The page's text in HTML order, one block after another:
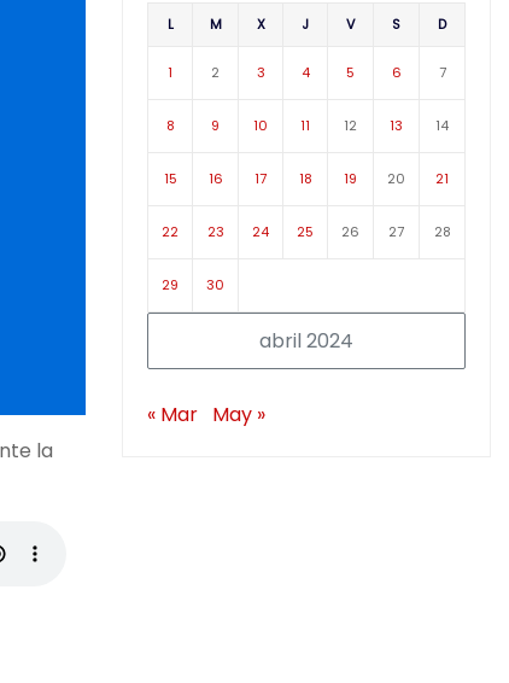
la
abril 2024
L M X J V S D
1 2 3 4 5 6 7
8 9 10 11 12 13 14
15 16 17 18 19 20 21
22 23 24 25 26 27 28
29 30
« Mar May »